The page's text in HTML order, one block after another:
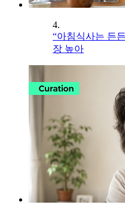
4.
“아침식사는 든
장 높아